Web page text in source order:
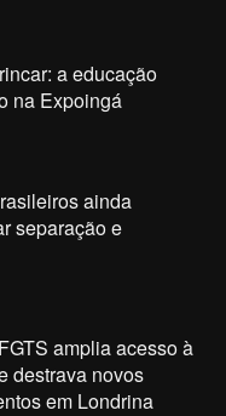
a educação
na Expoingá
ainda
separação e
amplia acesso à
destrava novos
em Londrina